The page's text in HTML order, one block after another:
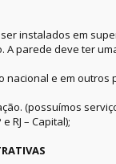
instalados em
A parede deve ter
nacional e em outros
(possuímos
RJ – Capital);